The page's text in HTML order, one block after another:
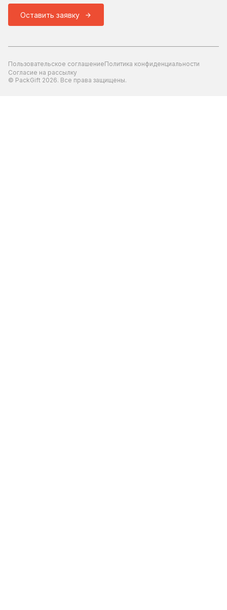
Оставить заявку
Пользовательское соглашениеПолитика конфиденциальности
Согласие на рассылку
© PackGift 2026. Все права защищены.